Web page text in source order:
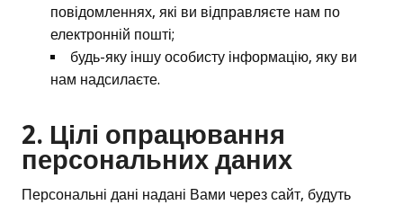
повідомленнях, які ви відправляєте нам по
електронній пошті;
будь-яку іншу особисту інформацію, яку ви
нам надсилаєте.
2. Цілі опрацювання
персональних даних
Персональні дані надані Вами через сайт, будуть